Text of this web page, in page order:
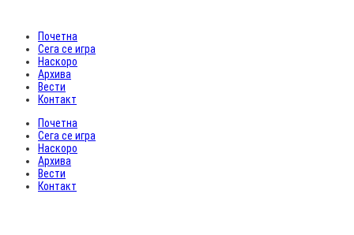
Почетна
Сега се игра
Наскоро
Архива
Вести
Контакт
Почетна
Сега се игра
Наскоро
Архива
Вести
Контакт